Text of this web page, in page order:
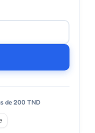
de 200 TND